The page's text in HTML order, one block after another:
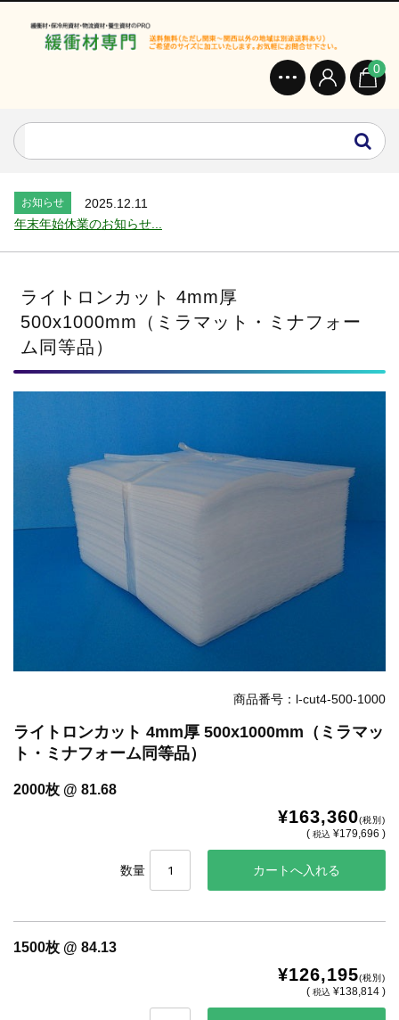
0
オンラインショップを開設いたしました。...
お知らせ
2026.7.24
お知らせ
2025.12.11
年末年始休業のお知らせ...
お知らせ
2024.2.27
全国へ確実・迅速に納品...
お知らせ
2024.2.27
オンラインショップを開設いたしました。...
お知らせ
2026.7.24
2026年 夏季休業のお知らせ...
2025.8.4
夏季休業のお知らせ...
2024.2.27
全国へ確実・迅速に納品...
2024.2.27
オンラインショップを開設いたしました。...
ライトロンカット 4mm厚
500x1000mm（ミラマット・ミナフォー
ム同等品）
商品番号：l-cut4-500-1000
ライトロンカット 4mm厚 500x1000mm（ミラマッ
ト・ミナフォーム同等品）
2000枚 @ 81.68
¥163,360(税別)
(税込 ¥179,696 )
数量
1500枚 @ 84.13
¥126,195(税別)
(税込 ¥138,814 )